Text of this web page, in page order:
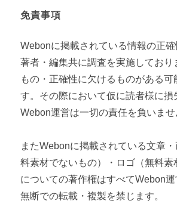
免責事項
Webonに掲載されている情報の正確
著者・編集共に調査を実施しており
もの・正確性に欠けるものがある可
す。その際において仮に読者様に損
Webon運営は一切の責任を負いませ
またWebonに掲載されている文章
料素材でないもの）・ロゴ（無料素
についての著作権はすべてWebon運
無断での転載・複製を禁じます。